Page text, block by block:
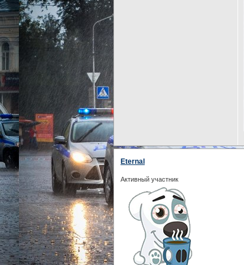
Eternal
Активный участник